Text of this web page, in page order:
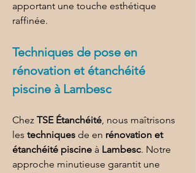
apportant une touche esthétique
raffinée.
Techniques de pose en
rénovation et étanchéité
piscine à Lambesc
Chez TSE Étanchéité, nous maîtrisons
les techniques de en rénovation et
étanchéité piscine à Lambesc. Notre
approche minutieuse garantit une